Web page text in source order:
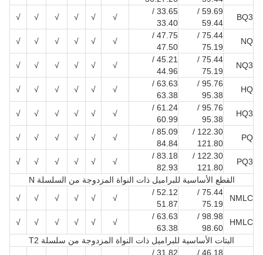
BQ3
59.69 /
59.44
33.65 /
33.40
√
√
√
√
√
√
NQ
75.44 /
75.19
47.75 /
47.50
√
√
√
√
√
√
NQ3
75.44 /
75.19
45.21 /
44.96
√
√
√
√
√
√
HQ
95.76 /
95.38
63.63 /
63.38
√
√
√
√
√
√
HQ3
95.76 /
95.38
61.24 /
60.99
√
√
√
√
√
√
PQ
122.30 /
121.80
85.09 /
84.84
√
√
√
√
√
√
PQ3
122.30 /
121.80
83.18 /
82.93
√
√
√
√
√
√
القطع الأساسية للبراميل ذات النواة المزدوجة من السلسلة N
NMLC
75.44 /
75.19
52.12 /
51.87
√
√
√
√
√
√
HMLC
98.98 /
98.60
63.63 /
63.38
√
√
√
√
√
√
البتات الأساسية للبراميل ذات النواة المزدوجة من سلسلة T2
46.18 /
31.82 /